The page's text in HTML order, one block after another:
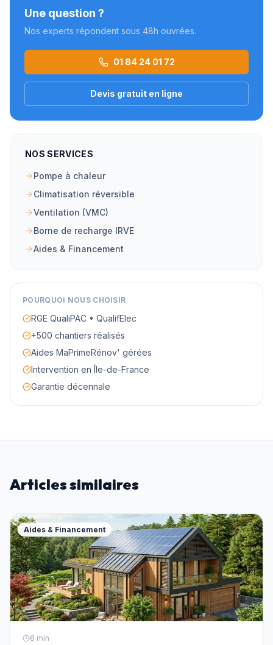
Une question ?
Nos experts répondent sous 48h ouvrées.
01 84 24 01 72
Devis gratuit en ligne
NOS SERVICES
Pompe à chaleur
Climatisation réversible
Ventilation (VMC)
Borne de recharge IRVE
Aides & Financement
POURQUOI NOUS CHOISIR
RGE QualiPAC • QualifElec
+500 chantiers réalisés
Aides MaPrimeRénov' gérées
Intervention en Île-de-France
Garantie décennale
Articles similaires
Aides & Financement
8 min